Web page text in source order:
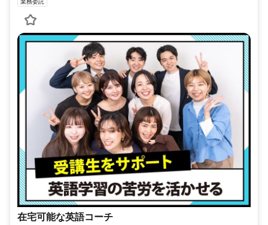
在宅可能な英語コーチ